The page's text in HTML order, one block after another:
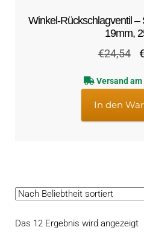
Winkel-Rückschlagventil
19mm,
€24,54
Versand
In den
Das 12 Ergebnis wird angezeigt